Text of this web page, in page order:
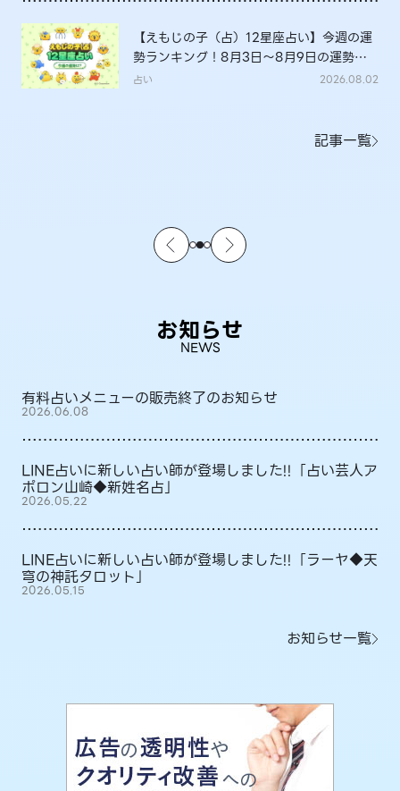
【えもじの子（占）12星座占い】今週の運
勢ランキング！8月3日～8月9日の運勢
は？
占い 2026.08.02
記事一覧
お知らせ
NEWS
有料占いメニューの販売終了のお知らせ
2026.06.08
LINE占いに新しい占い師が登場しました!!「占い芸人ア
ポロン山崎◆新姓名占」
2026.05.22
LINE占いに新しい占い師が登場しました!!「ラーヤ◆天
穹の神託タロット」
2026.05.15
お知らせ一覧